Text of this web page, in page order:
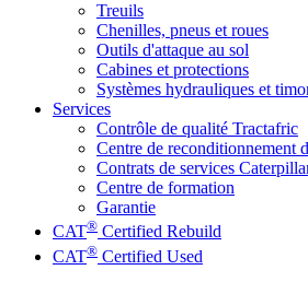
Treuils
Chenilles, pneus et roues
Outils d'attaque au sol
Cabines et protections
Systèmes hydrauliques et
Services
Contrôle de qualité Tractafric
Centre de reconditionnement
Contrats de services
Centre de formation
Garantie
CAT® Certified Rebuild
CAT® Certified Used